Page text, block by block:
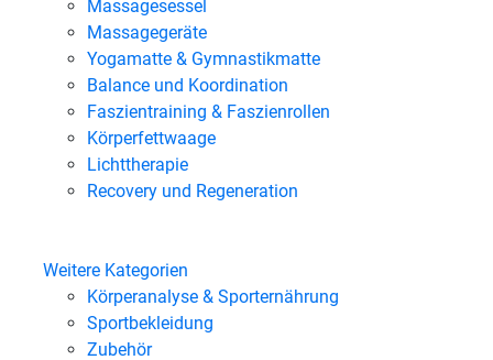
Massagesessel
Massagegeräte
Yogamatte & Gymnastikmatte
Balance und Koordination
Faszientraining & Faszienrollen
Körperfettwaage
Lichttherapie
Recovery und Regeneration
Weitere Kategorien
Körperanalyse & Sporternährung
Sportbekleidung
Zubehör